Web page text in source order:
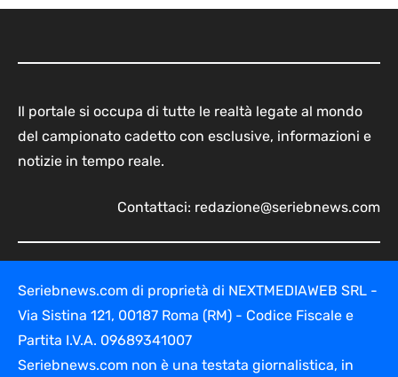
Il portale si occupa di tutte le realtà legate al mondo
del campionato cadetto con esclusive, informazioni e
notizie in tempo reale.
Contattaci: redazione@seriebnews.com
Seriebnews.com di proprietà di NEXTMEDIAWEB SRL -
Via Sistina 121, 00187 Roma (RM) - Codice Fiscale e
Partita I.V.A. 09689341007
Seriebnews.com non è una testata giornalistica, in